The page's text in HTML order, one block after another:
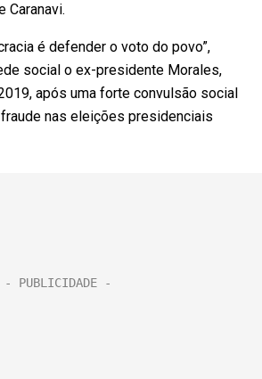
Caranavi.
é defender o voto do povo”,
social o ex-presidente Morales,
após uma forte convulsão social
nas eleições presidenciais